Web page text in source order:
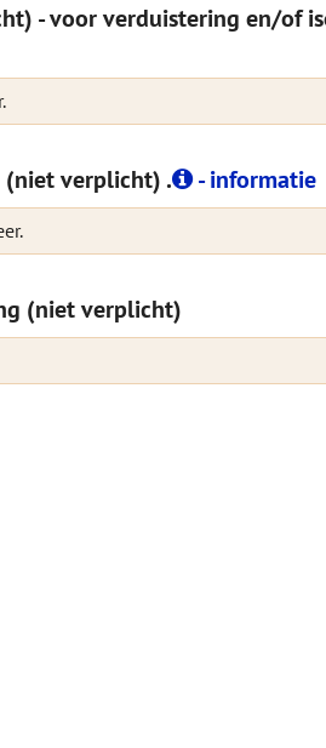
- voor verduistering en/of
(niet verplicht) . - informatie
(niet verplicht)